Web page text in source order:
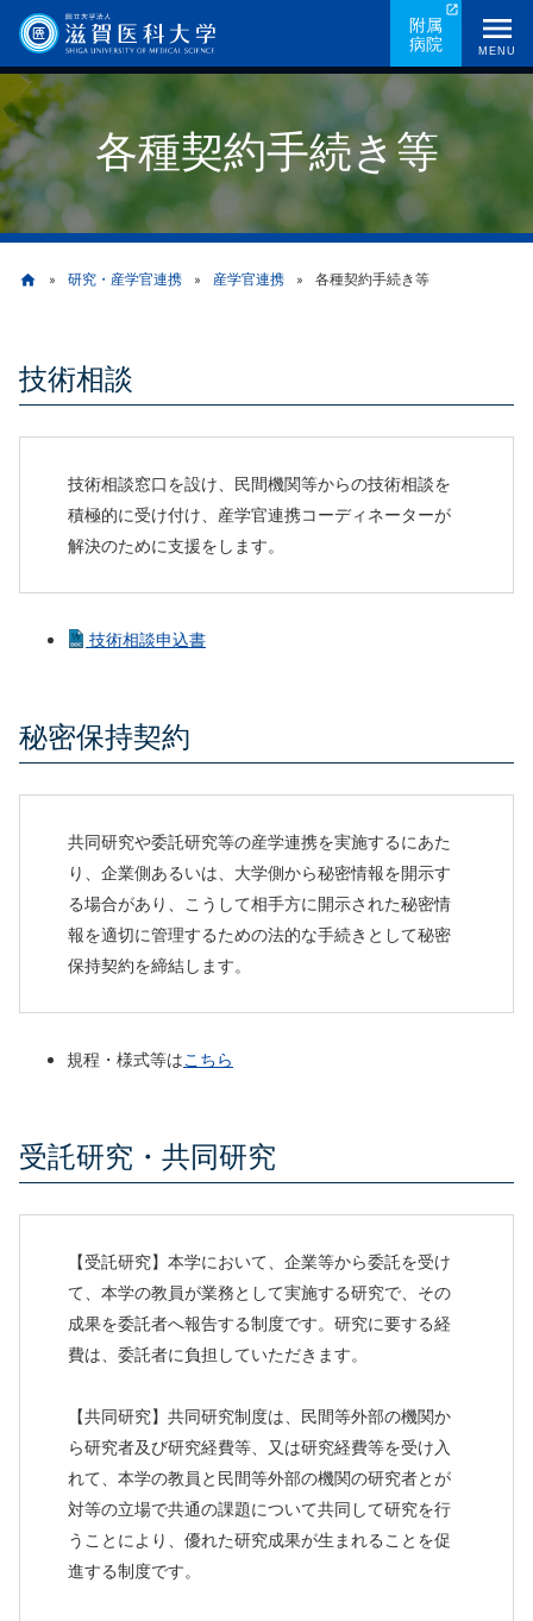
ン
ン
テ
ン
ツ
附属
病院
MENU
各種契約手続き等
パ
ン
く
ず
home 研究・産学官連携 産学官連携 各種契約手続き等
技術相談
技術相談窓口を設け、民間機関等からの技術相談を
積極的に受け付け、産学官連携コーディネーターが
解決のために支援をします。
技術相談申込書
秘密保持契約
共同研究や委託研究等の産学連携を実施するにあた
り、企業側あるいは、大学側から秘密情報を開示す
る場合があり、こうして相手方に開示された秘密情
報を適切に管理するための法的な手続きとして秘密
保持契約を締結します。
規程・様式等はこちら
受託研究・共同研究
【受託研究】本学において、企業等から委託を受け
て、本学の教員が業務として実施する研究で、その
成果を委託者へ報告する制度です。研究に要する経
費は、委託者に負担していただきます。
【共同研究】共同研究制度は、民間等外部の機関か
ら研究者及び研究経費等、又は研究経費等を受け入
れて、本学の教員と民間等外部の機関の研究者とが
対等の立場で共通の課題について共同して研究を行
うことにより、優れた研究成果が生まれることを促
進する制度です。